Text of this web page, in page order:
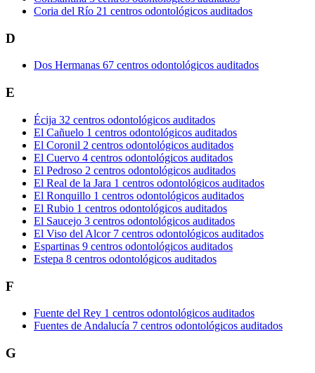
Coria del Río 21 centros odontológicos auditados
D
Dos Hermanas 67 centros odontológicos auditados
E
Écija 32 centros odontológicos auditados
El Cañuelo 1 centros odontológicos auditados
El Coronil 2 centros odontológicos auditados
El Cuervo 4 centros odontológicos auditados
El Pedroso 2 centros odontológicos auditados
El Real de la Jara 1 centros odontológicos auditados
El Ronquillo 1 centros odontológicos auditados
El Rubio 1 centros odontológicos auditados
El Saucejo 3 centros odontológicos auditados
El Viso del Alcor 7 centros odontológicos auditados
Espartinas 9 centros odontológicos auditados
Estepa 8 centros odontológicos auditados
F
Fuente del Rey 1 centros odontológicos auditados
Fuentes de Andalucía 7 centros odontológicos auditados
G